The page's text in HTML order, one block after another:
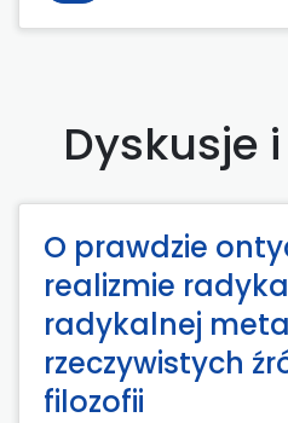
Dyskusje
O prawdzie
realizmie
radykalnej
rzeczywistych
filozofii